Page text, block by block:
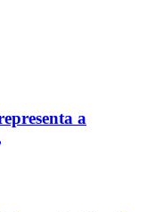
a